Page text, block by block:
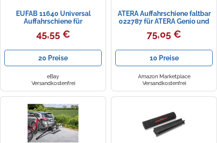
EUFAB 11640 Universal
Auffahrschiene für
Kupplungsträger freistehend
45,55 €
20 Preise
eBay
Versandkostenfrei
ATERA Auffahrschiene faltbar
022787 für ATERA Genio und
Trail Fahrradträger black
75,05 €
10 Preise
Amazon Marketplace
Versandkostenfrei